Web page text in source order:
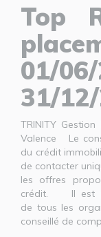
Top
01/
31/
TRINITY
Valence Le
du crédit
de contacter
les offres
crédit. Il est
de tous les
conseillé de